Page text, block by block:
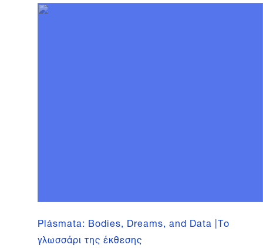
Plásmata: Bodies, Dreams, and Data |Το
γλωσσάρι της έκθεσης